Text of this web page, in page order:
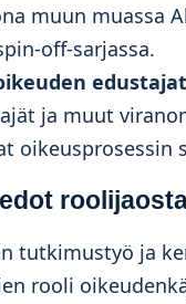
muun muassa
off-sarjassa.
ja muut
oikeusprosessin
tutkimustyö ja
rooli